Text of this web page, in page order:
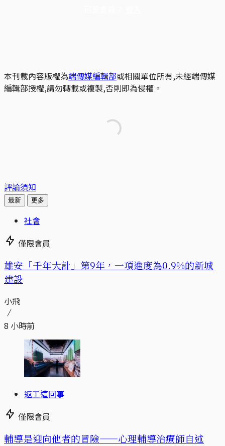
本刊載內容版權為端傳媒編輯部或相關單位所有,未經端傳媒
編輯部授權,請勿轉載或複製,否則即為侵權。
評論須知
最新 更多
社會
僅限會員
​​雄安「千年大計」第9年，一項進度為0.9%的新城
建設
小飛
8 小時前
返工這回事
僅限會員
輔導是迎向他者的冒險——心理輔導治療師自述